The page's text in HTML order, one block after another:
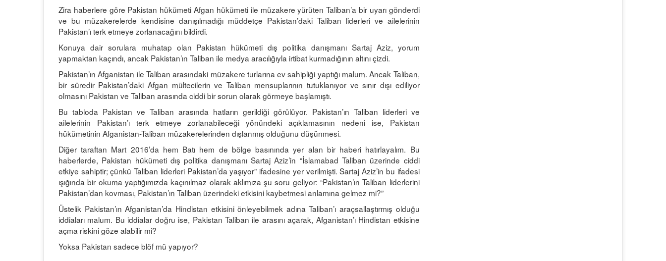
Zira haberlere göre Pakistan hükümeti Afgan hükümeti ile müzakere yürüten Taliban’a bir uyarı gönderdi
ve bu müzakerelerde kendisine danışılmadığı müddetçe Pakistan’daki Taliban liderleri ve ailelerinin
Pakistan’ı terk etmeye zorlanacağını bildirdi.
Konuya dair sorulara muhatap olan Pakistan hükümeti dış politika danışmanı Sartaj Aziz, yorum
yapmaktan kaçındı, ancak Pakistan’ın Taliban ile medya aracılığıyla irtibat kurmadığının altını çizdi.
Pakistan’ın Afganistan ile Taliban arasındaki müzakere turlarına ev sahipliği yaptığı malum. Ancak Taliban,
bir süredir Pakistan’daki Afgan mültecilerin ve Taliban mensuplarının tutuklanıyor ve sınır dışı ediliyor
olmasını Pakistan ve Taliban arasında ciddi bir sorun olarak görmeye başlamıştı.
Bu tabloda Pakistan ve Taliban arasında hatların gerildiği görülüyor. Pakistan’ın Taliban liderleri ve
ailelerinin Pakistan’ı terk etmeye zorlanabileceği yönündeki açıklamasının nedeni ise, Pakistan
hükümetinin Afganistan-Taliban müzakerelerinden dışlanmış olduğunu düşünmesi.
Diğer taraftan Mart 2016’da hem Batı hem de bölge basınında yer alan bir haberi hatırlayalım. Bu
haberlerde, Pakistan hükümeti dış politika danışmanı Sartaj Aziz’in “İslamabad Taliban üzerinde ciddi
etkiye sahiptir; çünkü Taliban liderleri Pakistan’da yaşıyor” ifadesine yer verilmişti. Sartaj Aziz’in bu ifadesi
ışığında bir okuma yaptığımızda kaçınılmaz olarak aklımıza şu soru geliyor: “Pakistan’ın Taliban liderlerini
Pakistan’dan kovması, Pakistan’ın Taliban üzerindeki etkisini kaybetmesi anlamına gelmez mi?”
Üstelik Pakistan’ın Afganistan’da Hindistan etkisini önleyebilmek adına Taliban’ı araçsallaştırmış olduğu
iddiaları malum. Bu iddialar doğru ise, Pakistan Taliban ile arasını açarak, Afganistan’ı Hindistan etkisine
açma riskini göze alabilir mi?
Yoksa Pakistan sadece blöf mü yapıyor?